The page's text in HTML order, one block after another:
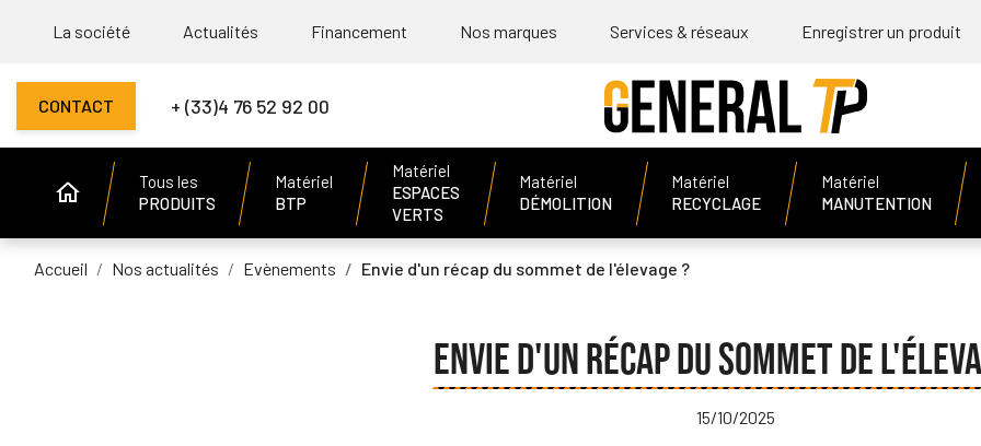
La société Actualités Financement Nos marques Services & réseaux Enregistrer un produit
CONTACT + (33)4 76 52 92 00
Tous les
PRODUITS
Matériel
BTP
Matériel
ESPACES
VERTS
Matériel
DÉMOLITION
Matériel
RECYCLAGE
Matériel
MANUTENTION
Accueil Nos actualités Evènements Envie d'un récap du sommet de l'élevage ?
ENVIE D'UN RÉCAP DU SOMMET DE
15/10/2025